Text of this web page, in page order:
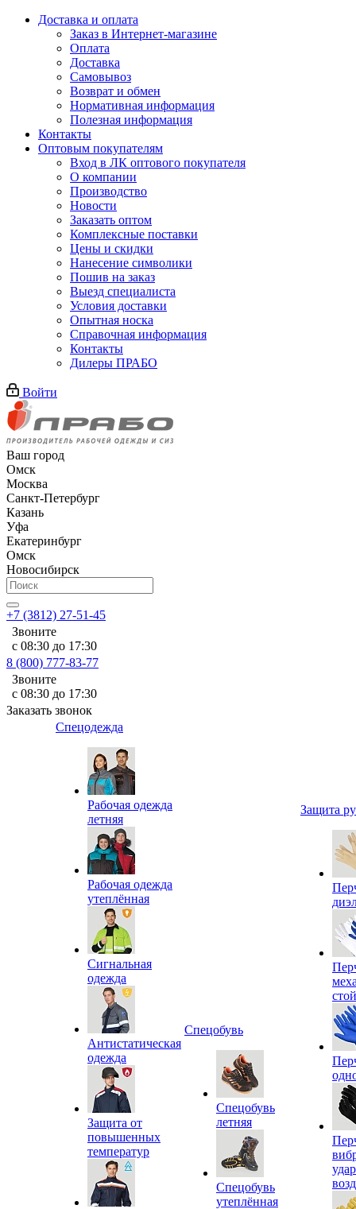
Доставка и оплата
Заказ в Интернет-магазине
Оплата
Доставка
Самовывоз
Возврат и обмен
Нормативная информация
Полезная информация
Контакты
Оптовым покупателям
Вход в ЛК оптового покупателя
О компании
Производство
Новости
Заказать оптом
Комплексные поставки
Цены и скидки
Нанесение символики
Пошив на заказ
Выезд специалиста
Условия доставки
Опытная носка
Справочная информация
Контакты
Дилеры ПРАБО
Войти
Ваш город
Омск
Москва
Санкт-Петербург
Казань
Уфа
Екатеринбург
Омск
Новосибирск
+7 (3812) 27-51-45
Звоните
с 08:30 до 17:30
8 (800) 777-83-77
Звоните
с 08:30 до 17:30
Заказать звонок
Спецодежда
Рабочая одежда
летняя
Рабочая одежда
утеплённая
Сигнальная
одежда
Антистатическая
одежда
Защита от
повышенных
температур
Спецобувь
Спецобувь
летняя
Спецобувь
утеплённая
Защита